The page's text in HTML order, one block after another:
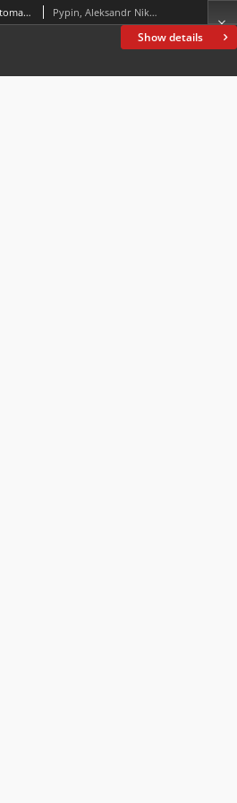
Show details
Istorìâ slavânskih literatur : dva toma. T. 2 Pypin, Aleksandr Nikolaevič (1833-1904); Spasowicz, Włodzimierz (1829-1906)